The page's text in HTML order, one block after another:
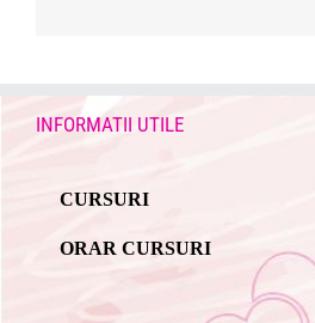
INFORMATII UTILE
CURSURI
ORAR CURSURI